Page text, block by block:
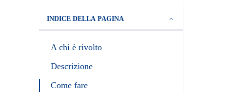
INDICE DELLA PAGINA
A chi è rivolto
Descrizione
Come fare